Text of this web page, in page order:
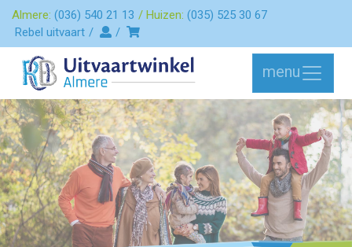
Almere: (036) 540 21 13 Huizen: (035) 525 30 67
Rebel uitvaart
menu